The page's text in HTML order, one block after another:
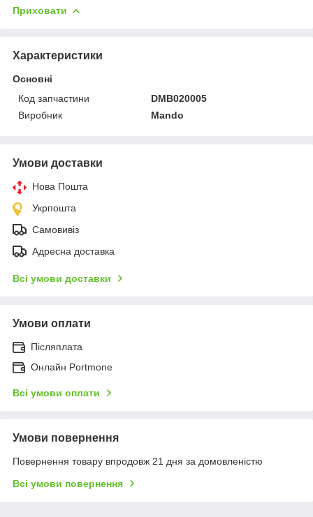
Приховати
Характеристики
Основні
Код запчастини
DMB020005
Виробник
Mando
Умови доставки
Нова Пошта
Укрпошта
Самовивіз
Адресна доставка
Всі умови доставки
Умови оплати
Післяплата
Онлайн Portmone
Всі умови оплати
Умови повернення
Повернення товару впродовж 21 дня за домовленістю
Всі умови повернення